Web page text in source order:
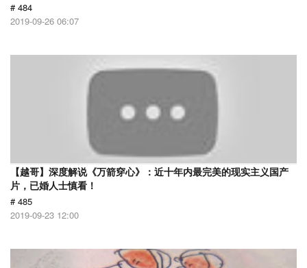
# 484
2019-09-26 06:07
【越哥】深度解说《万箭穿心》：近十年内最完美的现实主义国产
片，已婚人士慎看！
# 485
2019-09-23 12:00